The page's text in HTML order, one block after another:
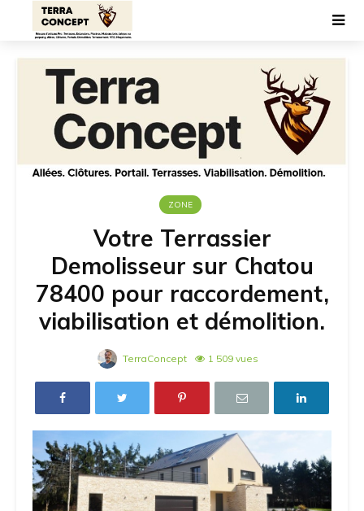
ZONE
Votre Terrassier
Demolisseur sur Chatou
78400 pour raccordement,
viabilisation et démolition.
TerraConcept 1 509 vues